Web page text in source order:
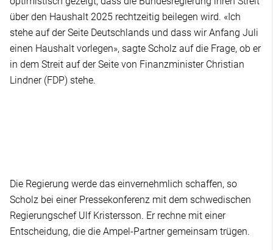
über den Haushalt 2025 rechtzeitig beilegen wird. «Ich
stehe auf der Seite Deutschlands und dass wir Anfang Juli
einen Haushalt vorlegen», sagte Scholz auf die Frage, ob er
in dem Streit auf der Seite von Finanzminister Christian
Lindner (FDP) stehe.
Die Regierung werde das einvernehmlich schaffen, so
Scholz bei einer Pressekonferenz mit dem schwedischen
Regierungschef Ulf Kristersson. Er rechne mit einer
Entscheidung, die die Ampel-Partner gemeinsam trügen.